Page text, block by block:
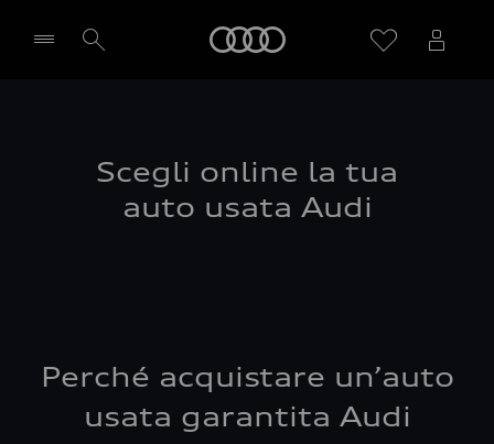
Scegli online la tua
auto usata Audi
Perché acquistare un’auto
usata garantita Audi